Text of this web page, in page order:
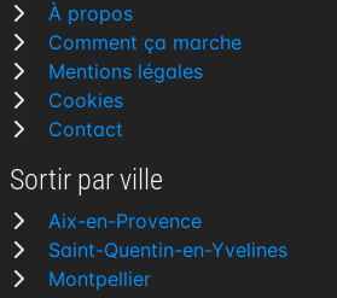
À propos
Comment ça marche
Mentions légales
Cookies
Contact
Sortir par ville
Aix-en-Provence
Saint-Quentin-en-Yvelines
Montpellier